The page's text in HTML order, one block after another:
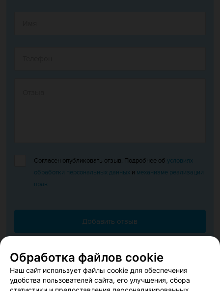
Согласен опубликовать отзыв. Подробнее обусловиях
обработки персональных данных и механизме реализации
прав
Добавить отзыв
Пользовательского соглашения
Обработка файлов cookie
Наш сайт использует файлы cookie для обеспечения
удобства пользователей сайта, его улучшения, сбора